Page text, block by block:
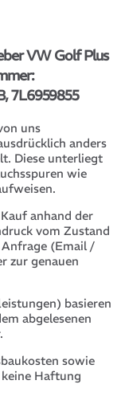
VW Golf Plus
7L6959855
uns
anders
Diese unterliegt
wie
anhand der
vom Zustand
(Email /
zur genauen
basieren
abgelesenen
sowie
Haftung